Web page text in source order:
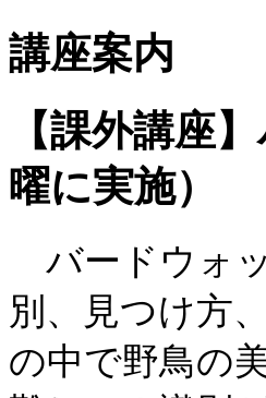
講座案内
【課外講座
曜に実施）
バードウォ
別、見つけ方
の中で野鳥の